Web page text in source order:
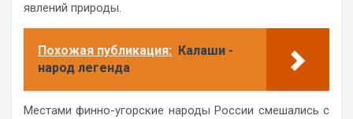
явлений природы.
Похожая публикация: Калаши -
народ легенда
Местами финно-угорские народы России смешались с